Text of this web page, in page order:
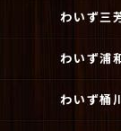
わいず三
わいず浦
わいず桶